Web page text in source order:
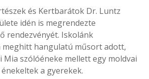
és Kertbarátok Dr. Luntz
idén is megrendezte
rendezvényét. Iskolánk
meghitt hangulatú műsort adott,
Mia szólóéneke mellett egy moldvai
a gyerekek.